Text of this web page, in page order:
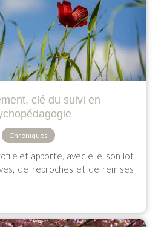
clé du suivi en
Chroniques
et apporte, avec elle, son lot
de reproches et de remises